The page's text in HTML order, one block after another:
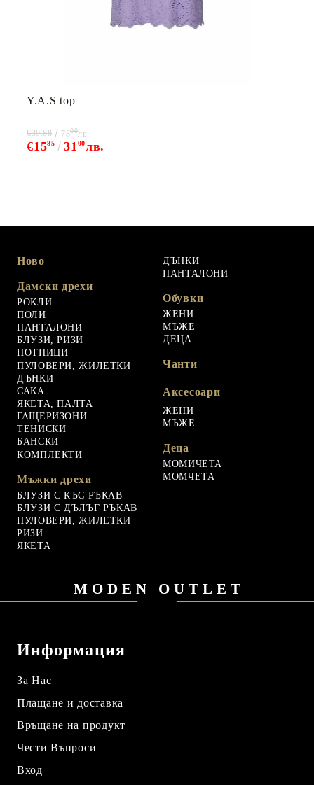
Y.A.S top
€1585 3100лв.
€39.88 7800лв.
Ново
Дамски дрехи
РОКЛИ
ПОЛИ
ПАНТАЛОНИ
БЛУЗИ, РИЗИ
ПОТНИЦИ
ПУЛОВЕРИ, ЖИЛЕТКИ
ДЪНКИ
САКА
ЯКЕТА, ПАЛТА
ГАЩЕРИЗОНИ
ТЕНИСКИ
БАНСКИ
КОМПЛЕКТИ
Мъжки дрехи
БЛУЗИ С КЪС РЪКАВ
БЛУЗИ С ДЪЛЪГ РЪКАВ
ПУЛОВЕРИ, ЖИЛЕТКИ
РИЗИ
ЯКЕТА
ДЪНКИ
ПАНТАЛОНИ
Обувки
ЖЕНИ
МЪЖЕ
ДЕЦА
Чанти
Аксесоари
ЖЕНИ
МЪЖЕ
Деца
МОМИЧЕТА
МОМЧЕТА
MODEN OUTLET
Информация
За Нас
Плащане и доставка
Връщане на продукт
Чести Въпроси
Вход